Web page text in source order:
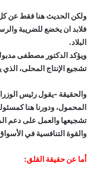
ولكن الحديث هنا فقط عن
فلابد ان يخضع للضريبة
البلاد.
ويؤكد الدكتور مصطفى
تشجيع الإنتاج المحلى،
والحقيقة -يقول رئيس
المحمول، ودورنا هنا
تشجيعها والعمل على دعم
والقوة التنافسية في
أما عن حقيقة القلق: